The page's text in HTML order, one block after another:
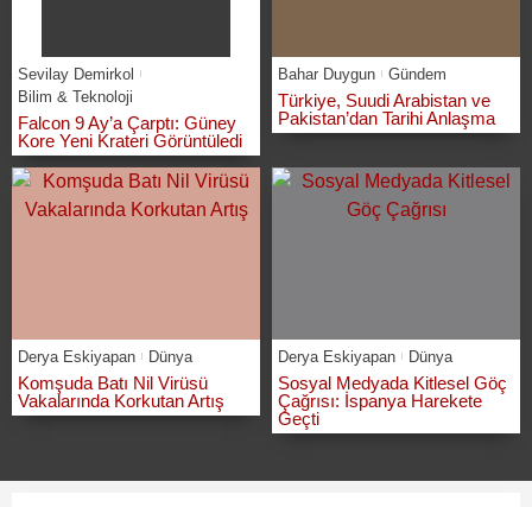
Sevilay Demirkol
Bilim & Teknoloji
Falcon 9 Ay’a Çarptı: Güney
Kore Yeni Krateri Görüntüledi
Bahar Duygun Gündem
Türkiye, Suudi Arabistan ve
Pakistan’dan Tarihi Anlaşma
Derya Eskiyapan Dünya
Komşuda Batı Nil Virüsü
Vakalarında Korkutan Artış
Derya Eskiyapan Dünya
Sosyal Medyada Kitlesel Göç
Çağrısı: İspanya Harekete
Geçti